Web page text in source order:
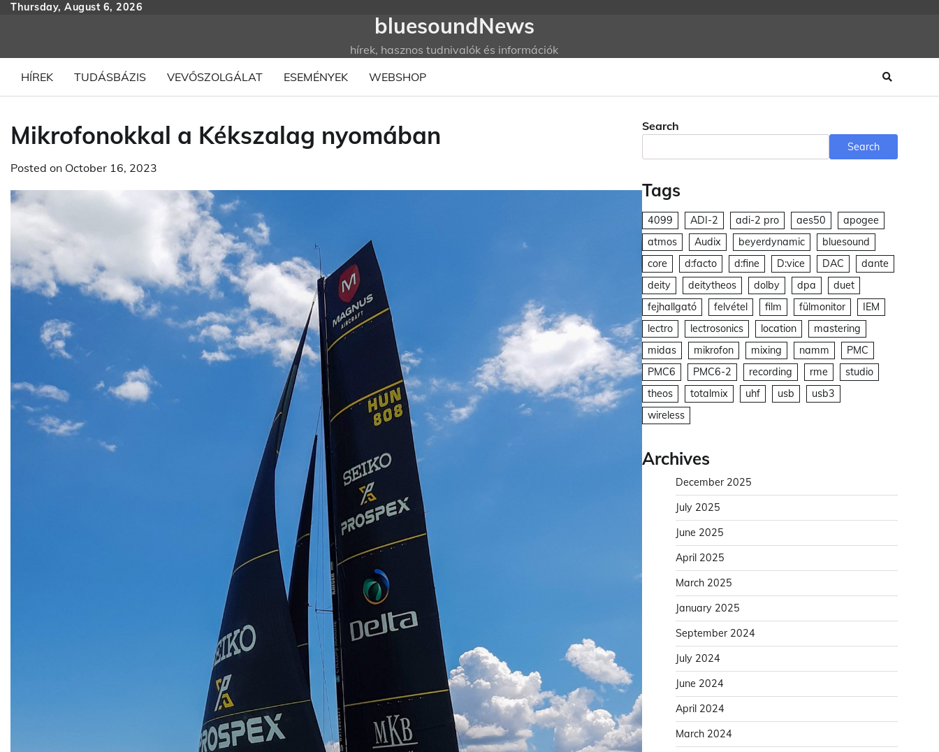
SkipThursday, August 6, 2026
bluesoundNews
hírek, hasznos tudnivalók és információk
HÍREK
TUDÁSBÁZIS VEVŐSZOLGÁLAT ESEMÉNYEK WEBSHOP
Mikrofonokkal a Kékszalag nyomában
Posted on October 16, 2023
Search
Search
Tags
4099 ADI-2 adi-2 pro aes50
apogee
atmos
Audix beyerdynamic
bluesound
core
d:facto d:fine D:vice DAC
dante
deity
deitytheos dolby dpa
duet
fejhallgató
felvétel film fülmonitor
IEM
lectro
lectrosonics location
mastering
midas
mikrofon mixing namm
PMC
PMC6
PMC6-2 recording rme
studio
theos
totalmix uhf usb
usb3
wireless
Archives
December 2025
July 2025
June 2025
April 2025
March 2025
January 2025
September 2024
July 2024
June 2024
April 2024
March 2024